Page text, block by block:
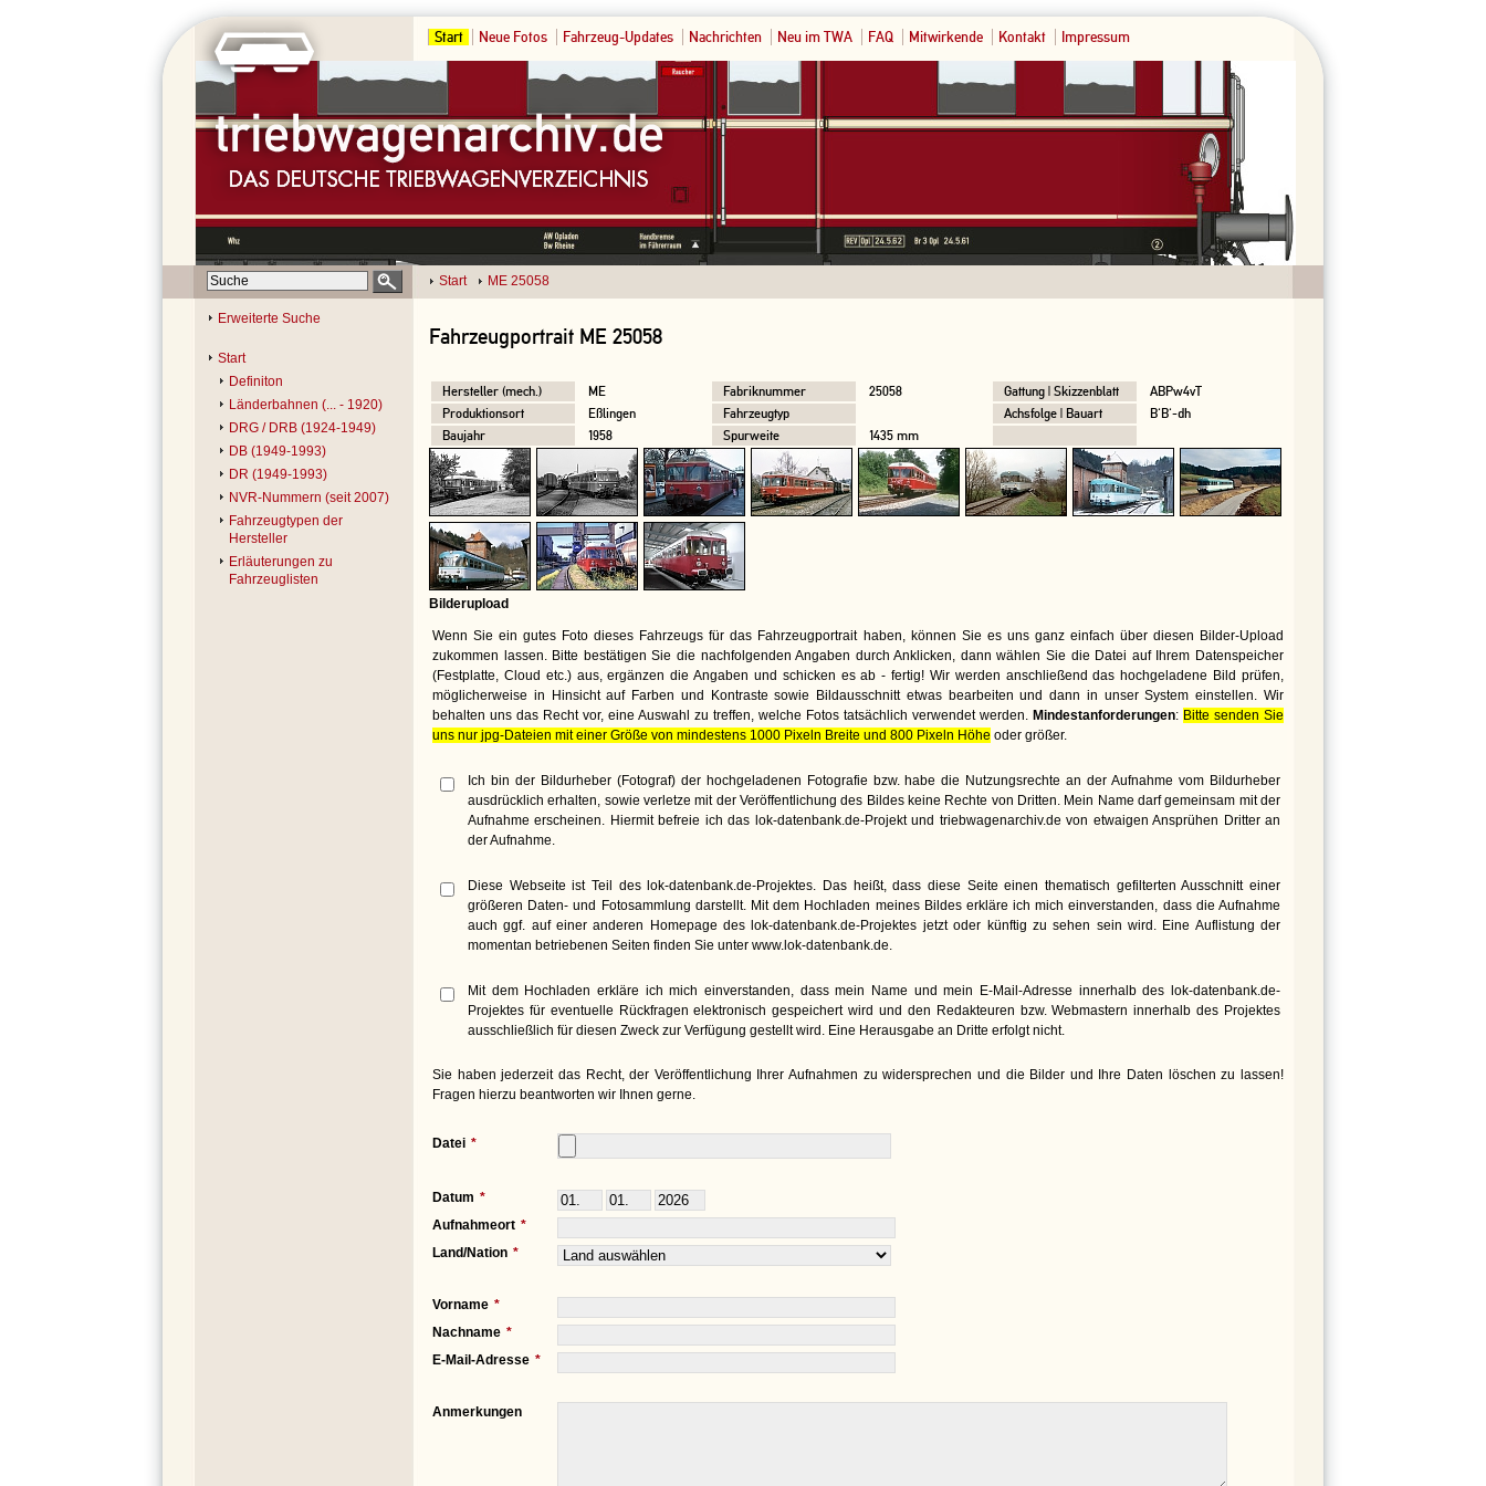
Start Neue Fotos Fahrzeug-Updates Nachrichten Neu im TWA FAQ Mitwirkende Kontakt Impressum
Start ME 25058
Erweiterte Suche
Start
Definiton
Länderbahnen (... - 1920)
DRG / DRB (1924-1949)
DB (1949-1993)
DR (1949-1993)
NVR-Nummern (seit 2007)
Fahrzeugtypen der
Hersteller
Erläuterungen zu
Fahrzeuglisten
Fahrzeugportrait ME 25058
Hersteller (mech.) ME Fabriknummer 25058 Gattung | Skizzenblatt
ABPw4vT
Produktionsort
Eßlingen Fahrzeugtyp Achsfolge | Bauart
B'B'-dh
Baujahr
1958 Spurweite 1435 mm
Bilderupload
Wenn Sie ein gutes Foto dieses Fahrzeugs für das Fahrzeugportrait haben, können Sie es uns ganz einfach über diesen Bilder-Upload
zukommen lassen. Bitte bestätigen Sie die nachfolgenden Angaben durch Anklicken, dann wählen Sie die Datei auf Ihrem Datenspeicher
(Festplatte, Cloud etc.) aus, ergänzen die Angaben und schicken es ab - fertig! Wir werden anschließend das hochgeladene Bild prüfen,
möglicherweise in Hinsicht auf Farben und Kontraste sowie Bildausschnitt etwas bearbeiten und dann in unser System einstellen. Wir
behalten uns das Recht vor, eine Auswahl zu treffen, welche Fotos tatsächlich verwendet werden. Mindestanforderungen: Bitte senden Sie
uns nur jpg-Dateien mit einer Größe von mindestens 1000 Pixeln Breite und 800 Pixeln Höhe oder größer.
Ich bin der Bildurheber (Fotograf) der hochgeladenen Fotografie bzw. habe die Nutzungsrechte an der Aufnahme vom Bildurheber
ausdrücklich erhalten, sowie verletze mit der Veröffentlichung des Bildes keine Rechte von Dritten. Mein Name darf gemeinsam mit der
Aufnahme erscheinen. Hiermit befreie ich das lok-datenbank.de-Projekt und triebwagenarchiv.de von etwaigen Ansprühen Dritter an
der Aufnahme.
Diese Webseite ist Teil des lok-datenbank.de-Projektes. Das heißt, dass diese Seite einen thematisch gefilterten Ausschnitt einer
größeren Daten- und Fotosammlung darstellt. Mit dem Hochladen meines Bildes erkläre ich mich einverstanden, dass die Aufnahme
auch ggf. auf einer anderen Homepage des lok-datenbank.de-Projektes jetzt oder künftig zu sehen sein wird. Eine Auflistung der
momentan betriebenen Seiten finden Sie unter www.lok-datenbank.de.
Mit dem Hochladen erkläre ich mich einverstanden, dass mein Name und mein E-Mail-Adresse innerhalb des lok-datenbank.de-
Projektes für eventuelle Rückfragen elektronisch gespeichert wird und den Redakteuren bzw. Webmastern innerhalb des Projektes
ausschließlich für diesen Zweck zur Verfügung gestellt wird. Eine Herausgabe an Dritte erfolgt nicht.
Sie haben jederzeit das Recht, der Veröffentlichung Ihrer Aufnahmen zu widersprechen und die Bilder und Ihre Daten löschen zu lassen!
Fragen hierzu beantworten wir Ihnen gerne.
Datei
Datum
Aufnahmeort
Land/Nation
Vorname
Nachname
E-Mail-Adresse
Anmerkungen